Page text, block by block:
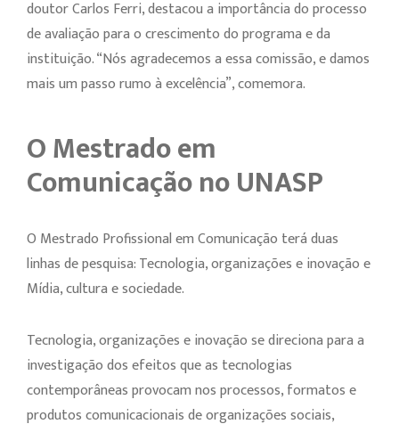
doutor Carlos Ferri, destacou a importância do processo
de avaliação para o crescimento do programa e da
instituição. “Nós agradecemos a essa comissão, e damos
mais um passo rumo à excelência”, comemora.
O Mestrado em
Comunicação no UNASP
O Mestrado Profissional em Comunicação terá duas
linhas de pesquisa: Tecnologia, organizações e inovação e
Mídia, cultura e sociedade.
Tecnologia, organizações e inovação se direciona para a
investigação dos efeitos que as tecnologias
contemporâneas provocam nos processos, formatos e
produtos comunicacionais de organizações sociais,